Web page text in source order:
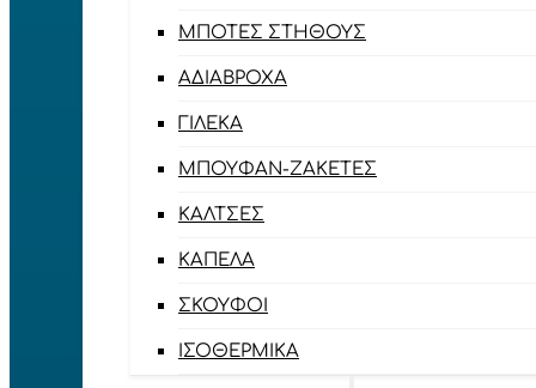
ΜΠΌΤΕΣ ΣΤΉΘΟΥΣ
ΑΔΙΆΒΡΟΧΑ
ΓΙΛΈΚΑ
ΜΠΟΥΦΆΝ-ΖΑΚΈΤΕΣ
ΚΆΛΤΣΕΣ
ΚΑΠΈΛΑ
ΣΚΟΎΦΟΙ
ΙΣΟΘΕΡΜΙΚΆ